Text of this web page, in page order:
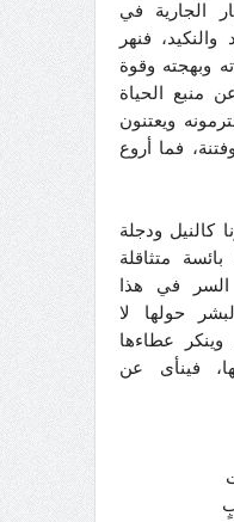
الجارية في
فنهر
وبهجته وقوة
منبع الحياة
ويعتنون
فما أروع
كالنيل ودجلة
متثاقلة
السر في هذا
حولها لا
وينكر عطاءها
فينأى عن